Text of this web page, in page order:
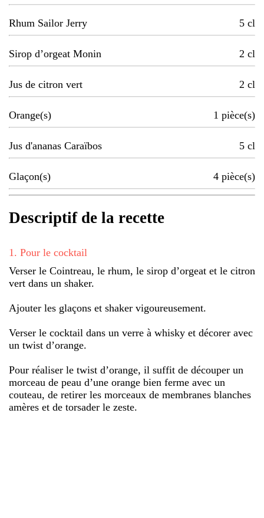
Rhum Sailor Jerry 5 cl
Sirop d’orgeat Monin 2 cl
Jus de citron vert 2 cl
Orange(s) 1 pièce(s)
Jus d'ananas Caraïbos 5 cl
Glaçon(s) 4 pièce(s)
Descriptif de la recette
1 . Pour le cocktail
Verser le Cointreau, le rhum, le sirop d’orgeat et le citron
vert dans un shaker.
Ajouter les glaçons et shaker vigoureusement.
Verser le cocktail dans un verre à whisky et décorer avec
un twist d’orange.
Pour réaliser le twist d’orange, il suffit de découper un
morceau de peau d’une orange bien ferme avec un
couteau, de retirer les morceaux de membranes blanches
amères et de torsader le zeste.